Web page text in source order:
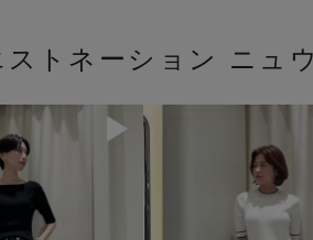
トネーション ニュ